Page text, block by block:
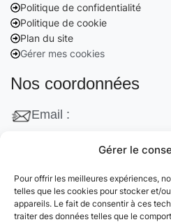
Gérer le
Pour offrir les meilleures expériences,
telles que les cookies pour stocker et/
appareils. Le fait de consentir à ces
traiter des données telles que le
Politique de confidentialité
Politique de cookie
Plan du site
Gérer mes cookies
Nos coordonnées
Email :
132 Rue Edouard Vaillant,
Téléphone :